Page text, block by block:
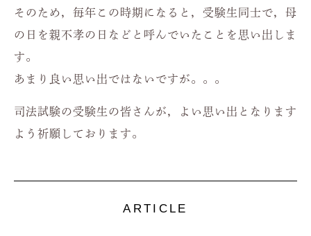
そのため，毎年この時期になると，受験生同士で，母
の日を親不孝の日などと呼んでいたことを思い出しま
す。
あまり良い思い出ではないですが。。。
司法試験の受験生の皆さんが，よい思い出となります
よう祈願しております。
ARTICLE